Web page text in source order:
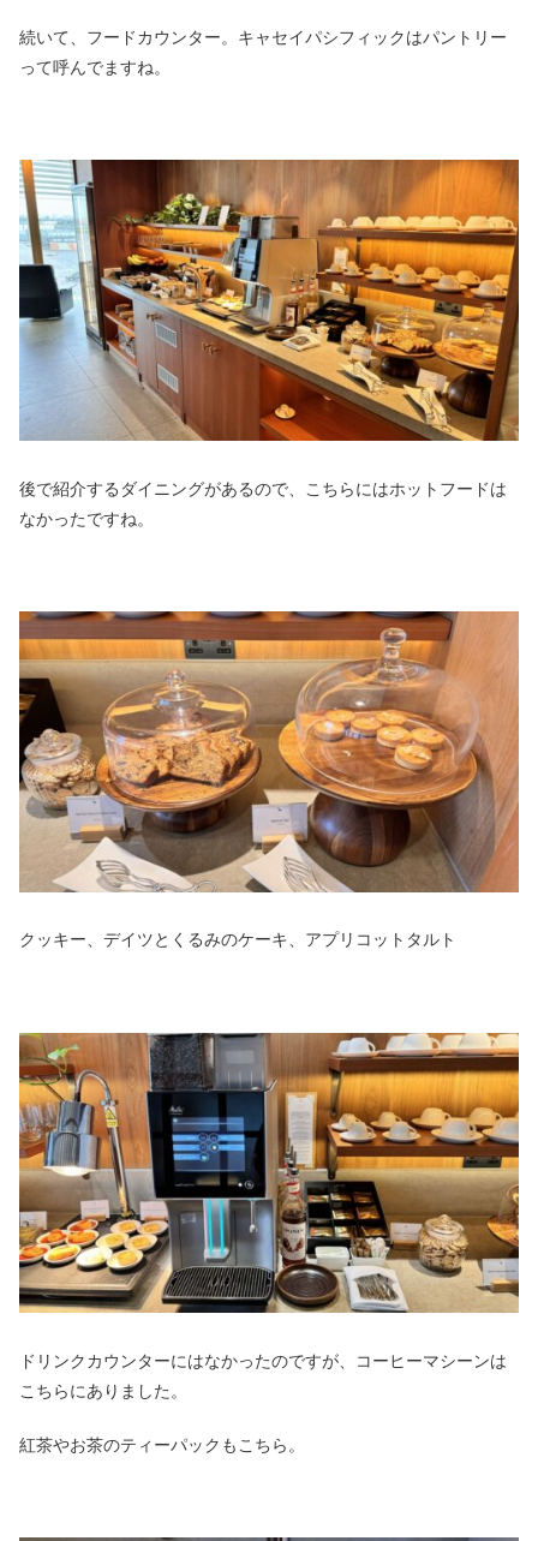
続いて、フードカウンター。キャセイパシフィックはパントリー
って呼んでますね。
後で紹介するダイニングがあるので、こちらにはホットフードは
なかったですね。
クッキー、デイツとくるみのケーキ、アプリコットタルト
ドリンクカウンターにはなかったのですが、コーヒーマシーンは
こちらにありました。
紅茶やお茶のティーパックもこちら。